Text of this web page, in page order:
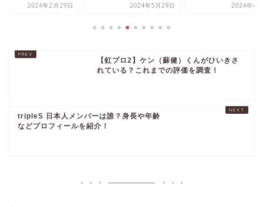
2024年5月29日 2024年4月26日 2024年3
【虹プロ2】ケン（蘇健）くんがひいきさ
れている？これまでの評価を調査！
tripleS 日本人メンバーは誰？身長や年齢
などプロフィールを紹介！